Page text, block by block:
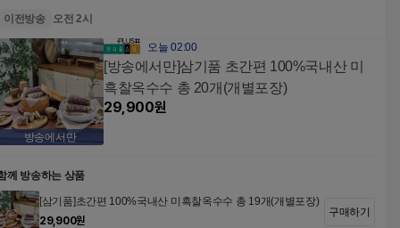
이전방송 오전 2시
방송에서만
오늘 02:00
[방송에서만]삼기품 초간편 100%국내산 미
흑찰옥수수 총 20개(개별포장)
29,900원
께 방송하는 상품
[삼기품]초간편 100%국내산 미흑찰옥수수 총 19개(개별포장)
29,900원
구매하기